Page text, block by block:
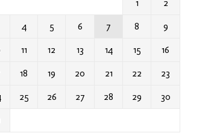
1 2
4 5 6 7 8 9
11 12 13 14 15 16
18 19 20 21 22 23
25 26 27 28 29 30